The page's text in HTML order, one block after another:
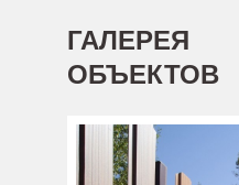
ГАЛЕРЕЯ
ОБЪЕКТОВ